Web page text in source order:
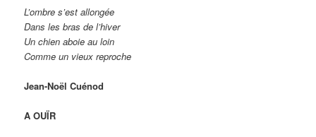
L’ombre s’est allongée
Dans les bras de l’hiver
Un chien aboie au loin
Comme un vieux reproche
Jean-Noël Cuénod
A OUÏR